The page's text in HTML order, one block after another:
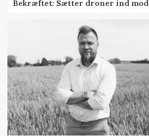
Bekræftet: Sætter droner ind